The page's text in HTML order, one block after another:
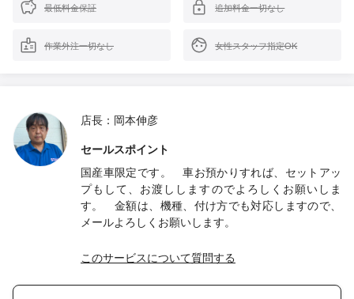
最低料金保証 追加料金一切なし
作業外注一切なし 女性スタッフ指定OK
店長：岡本伸彦
セールスポイント
国産車限定です。 車お預かりすれば、セットアッ
プもして、お渡ししますのでよろしくお願いしま
す。 金額は、機種、付け方でも対応しますので、
メールよろしくお願いします。
このサービスについて質問する